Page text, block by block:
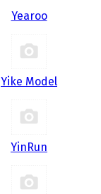
Yearoo
Yike Model
YinRun